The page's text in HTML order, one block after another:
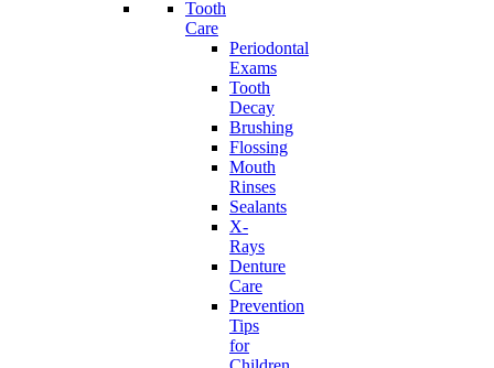
Tooth
Care
Periodontal
Exams
Tooth
Decay
Brushing
Flossing
Mouth
Rinses
Sealants
X-
Rays
Denture
Care
Prevention
Tips
for